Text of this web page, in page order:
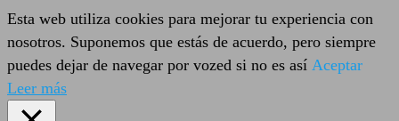
Esta web utiliza cookies para mejorar tu experiencia con
nosotros. Suponemos que estás de acuerdo, pero siempre
puedes dejar de navegar por vozed si no es así Aceptar
Leer más